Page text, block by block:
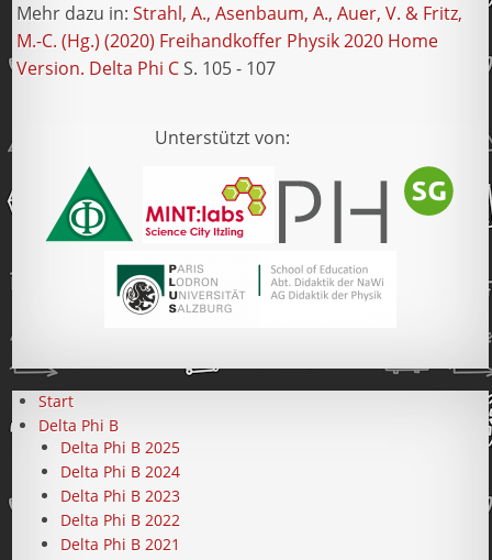
Mehr dazu in:Strahl, A., Asenbaum, A., Auer, V. & Fritz,
M.-C. (Hg.) (2020) Freihandkoffer Physik 2020 Home
Version. Delta Phi CS. 105 - 107
Unterstützt von:
Start
Delta Phi B
Delta Phi B 2025
Delta Phi B 2024
Delta Phi B 2023
Delta Phi B 2022
Delta Phi B 2021